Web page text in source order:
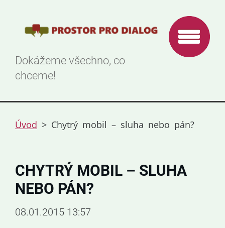
Dokážeme všechno, co
chceme!
Úvod > Chytrý mobil – sluha nebo pán?
CHYTRÝ MOBIL – SLUHA
NEBO PÁN?
08.01.2015 13:57